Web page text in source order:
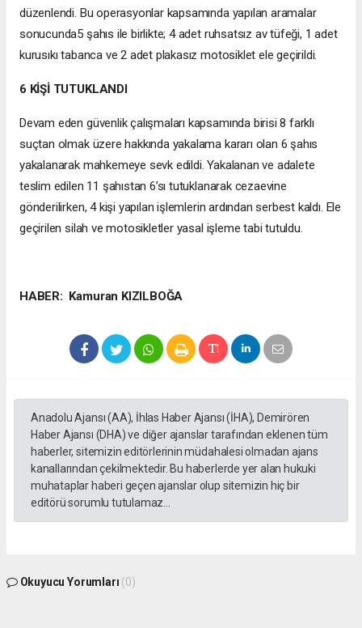
düzenlendi. Bu operasyonlar kapsamında yapılan aramalar
sonucunda5 şahıs ile birlikte; 4 adet ruhsatsız av tüfeği, 1 adet
kurusıkı tabanca ve 2 adet plakasız motosiklet ele geçirildi.
6 KİŞİ TUTUKLANDI
Devam eden güvenlik çalışmaları kapsamında birisi 8 farklı
suçtan olmak üzere hakkında yakalama kararı olan 6 şahıs
yakalanarak mahkemeye sevk edildi. Yakalanan ve adalete
teslim edilen 11 şahıstan 6’sı tutuklanarak cezaevine
gönderilirken, 4 kişi yapılan işlemlerin ardından serbest kaldı. Ele
geçirilen silah ve motosikletler yasal işleme tabi tutuldu.
HABER: Kamuran KIZILBOĞA
Anadolu Ajansı (AA), İhlas Haber Ajansı (İHA), Demirören
Haber Ajansı (DHA) ve diğer ajanslar tarafından eklenen tüm
haberler, sitemizin editörlerinin müdahalesi olmadan ajans
kanallarından çekilmektedir. Bu haberlerde yer alan hukuki
muhataplar haberi geçen ajanslar olup sitemizin hiç bir
editörü sorumlu tutulamaz...
Okuyucu Yorumları (0)